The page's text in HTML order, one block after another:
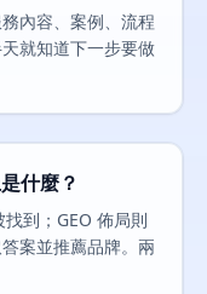
內容、案例、流程
就知道下一步要做
什麼？
到；GEO 佈局則
案並推薦品牌。兩